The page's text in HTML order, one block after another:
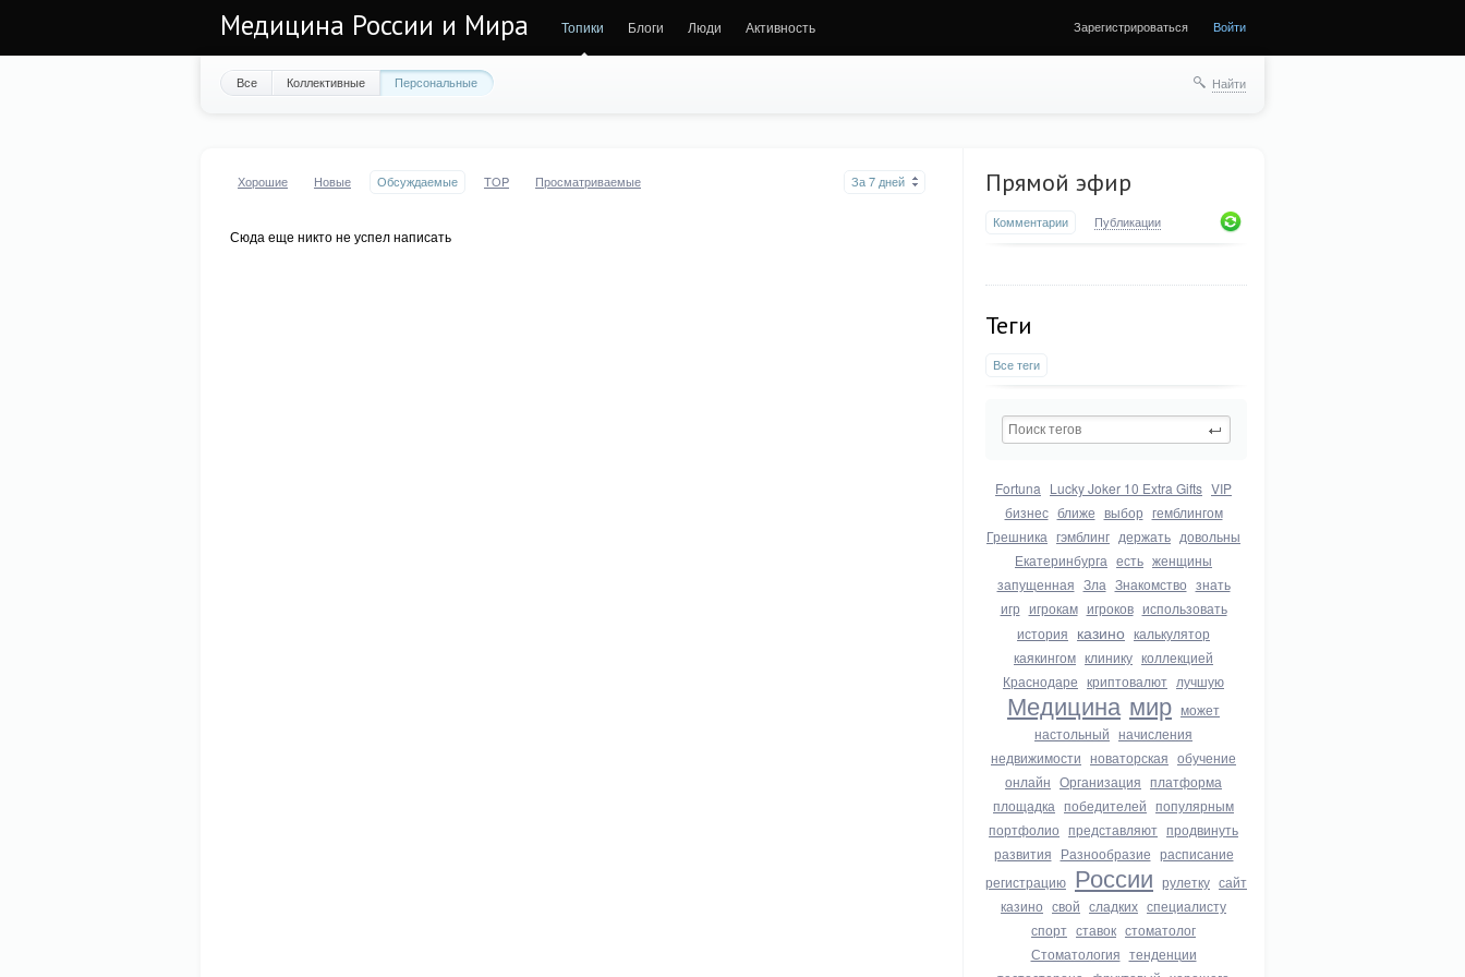
Медицина России и Мира Топики Блоги Люди Активность Зарегистрироваться Войти
Все Коллективные Персональные Найти
Прямой эфир
Комментарии Публикации
Теги
Все теги
Fortuna Lucky Joker 10 Extra Gifts VIP
бизнес ближе выбор гемблингом
Грешника гэмблинг держать довольны
Екатеринбурга есть женщины
запущенная Зла Знакомство знать
игр игрокам игроков использовать
история казино калькулятор
каякингом клинику коллекцией
Краснодаре криптовалют лучшую
Медицина мир может
настольный начисления
недвижимости новаторская обучение
онлайн Организация платформа
площадка победителей популярным
портфолио представляют продвинуть
развития Разнообразие расписание
регистрацию России рулетку сайт
казино свой сладких специалисту
спорт ставок стоматолог
Стоматология тенденции
Хорошие Новые Обсуждаемые TOP Просматриваемые За 7 дней
Сюда еще никто не успел написать